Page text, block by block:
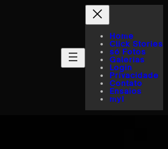
Home
Click Stories
só Fotos
Galerias
Login
Privacidade
Contato
Ensaios
myI